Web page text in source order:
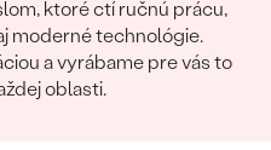
ktoré ctí ručnú prácu,
moderné technológie.
a vyrábame pre vás to
oblasti.